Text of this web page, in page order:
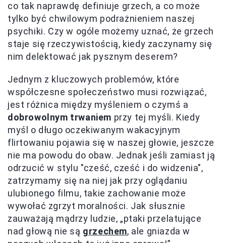
co tak naprawdę definiuje grzech, a co może
tylko być chwilowym podrażnieniem naszej
psychiki. Czy w ogóle możemy uznać, że grzech
staje się rzeczywistością, kiedy zaczynamy się
nim delektować jak pysznym deserem?
Jednym z kluczowych problemów, które
współczesne społeczeństwo musi rozwiązać,
jest różnica między myśleniem o czymś a
dobrowolnym trwaniem przy tej myśli. Kiedy
myśl o długo oczekiwanym wakacyjnym
flirtowaniu pojawia się w naszej głowie, jeszcze
nie ma powodu do obaw. Jednak jeśli zamiast ją
odrzucić w stylu "cześć, cześć i do widzenia",
zatrzymamy się na niej jak przy oglądaniu
ulubionego filmu, takie zachowanie może
wywołać zgrzyt moralności. Jak słusznie
zauważają mądrzy ludzie, „ptaki przelatujące
nad głową nie są grzechem, ale gniazda w